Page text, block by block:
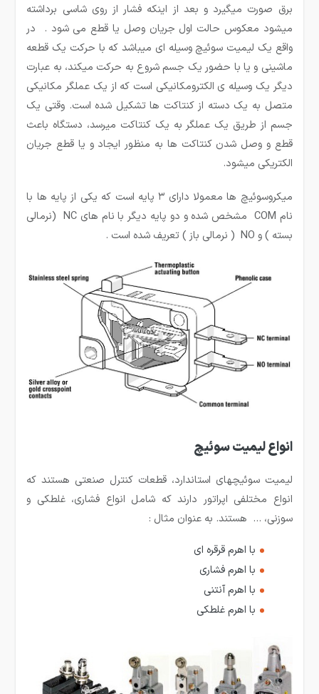
برق صورت میگیرد و بعد از اینکه فشار از روی شاسی برداشته
میشود معکوس حالت اول جریان وصل یا قطع می شود . در
واقع یک لیمیت سوئیچ وسیله ای می­باشد که با حرکت یک قطعه
ماشینی و یا با حضور یک جسم شروع به حرکت می­کند، به عبارت
دیگر یک وسیله ی الکترومکانیکی است که از یک عملگر مکانیکی
متصل به یک دسته از کنتاکت ها تشکیل شده است. وقتی یک
جسم از طریق یک عملگر به یک کنتاکت میرسد، دستگاه باعث
قطع و وصل شدن کنتاکت ها به منظور ایجاد و یا قطع جریان
الکتریکی میشود.
میکروسوئیچ ها معمولا دارای ۳ پایه است که یکی از پایه ها با
نام COM مشخص شده و دو پایه دیگر با نام های NC (نرمالی
بسته ) و NO ( نرمالی باز ) تعریف شده است .
انواع لیمیت سوئیچ
لیمیت سوئیچ­های استاندارد، قطعات کنترل صنعتی هستند که
انواع مختلفی اپراتور دارند که شامل انواع فشاری، غلطکی و
سوزنی، … هستند. به عنوان مثال :
با اهرم قرقره ای
با اهرم فشاری
با اهرم آنتنی
با اهرم غلطکی